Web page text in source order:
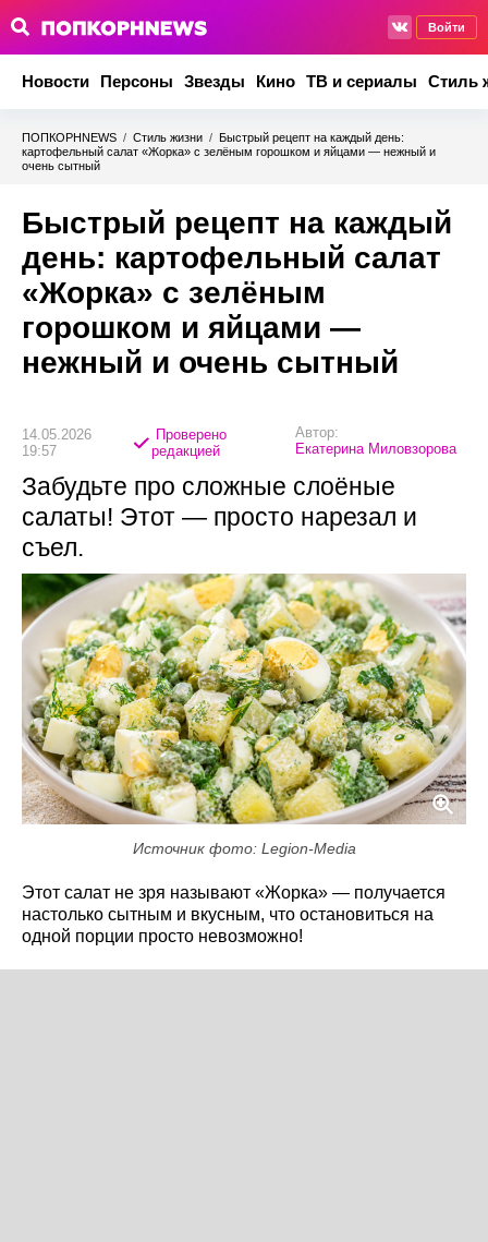
Войти
Новости Персоны Звезды Кино ТВ и сериалы Стиль
ПОПКОРНNEWS / Стиль жизни / Быстрый рецепт на каждый день:
картофельный салат «Жорка» с зелёным горошком и яйцами — нежный и
очень сытный
Быстрый рецепт на каждый
день: картофельный салат
«Жорка» с зелёным
горошком и яйцами —
нежный и очень сытный
14.05.2026
19:57
Проверено
редакцией
Автор:
Екатерина Миловзорова
Забудьте про сложные слоёные
салаты! Этот — просто нарезал и
съел.
Источник фото: Legion-Media
Этот салат не зря называют «Жорка» — получается
настолько сытным и вкусным, что остановиться на
одной порции просто невозможно!